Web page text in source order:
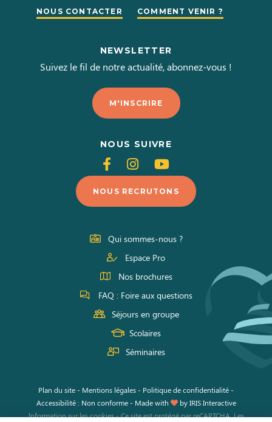
NOUS CONTACTER COMMENT VENIR ?
NEWSLETTER
Suivez le fil de notre actualité, abonnez-vous !
M'INSCRIRE
NOUS SUIVRE
Suivez-
nous
sur
Facebook
Suivez-
nous
sur
Instagram
Suivez-
nous
sur
Youtube
NOUS RECRUTONS
Qui sommes-nous ?
Espace Pro
Nos brochures
FAQ : Foire aux questions
Séjours en groupe
Scolaires
Séminaires
Plan du site- Mentions légales- Politique de confidentialité-
Accessibilité : Non conforme - Made with byIRIS Interactive
Information sur les cookies-Ce site est protégé par reCAPTCHA. Les